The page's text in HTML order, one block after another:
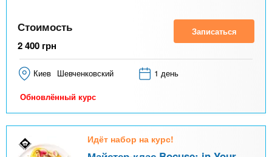
Стоимость
2 400 грн
Записаться
Киев Шевченковский 1 день
Обновлённый курс
Идёт набор на курс!